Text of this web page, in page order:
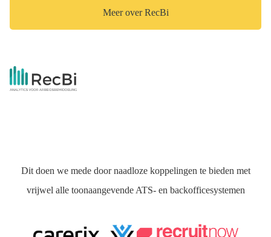
Meer over RecBi
Dit doen we mede door naadloze koppelingen te bieden met
vrijwel alle toonaangevende ATS- en backofficesystemen​